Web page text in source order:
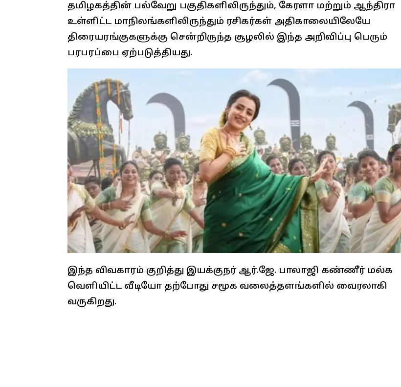
தமிழகத்தின் பல்வேறு பகுதிகளிலிருந்தும், கேரளா மற்றும் ஆந்திரா
உள்ளிட்ட மாநிலங்களிலிருந்தும் ரசிகர்கள் அதிகாலையிலேயே
திரையரங்குகளுக்கு சென்றிருந்த சூழலில் இந்த அறிவிப்பு பெரும்
பரபரப்பை ஏற்படுத்தியது.
இந்த விவகாரம் குறித்து இயக்குநர் ஆர்.ஜே. பாலாஜி கண்ணீர் மல்க
வெளியிட்ட வீடியோ தற்போது சமூக வலைத்தளங்களில் வைரலாகி
வருகிறது.